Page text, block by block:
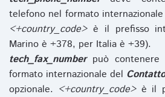
telefono nel formato
<+country_code>è il prefisso
Marino è +378, per Italia è +39).
tech_fax_numberpuò contenere
formato internazionale del
opzionale. <+country_code>è il